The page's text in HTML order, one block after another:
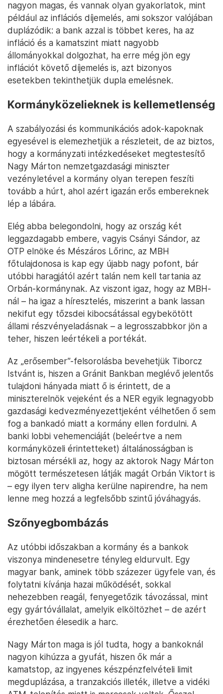
A tőkearányos mutatók már valóban a bankok
nyereségét jelzik, ott a bankok oldaláról az szokott
lenni az érv, hogy ez nem a lakosságtól beszedett
pénz miatt van így. Amikor a magyar kamatszint
érdemben magasabb, mint más uniós országokban
(ahogyan most is), akkor a bankok egyszerűen
többet keresnek akár a jegybanknál parkoltatott
pénzeikkel is, amit ők a lakosságtól közel ingyen
kapnak, hiszen az összesítve hatalmas folyószámla-
egyenlegekre alig fizetnek kamatot.
Ugyanakkor a magyar bankok nyeresége tényleg
nagyon magas, és vannak olyan gyakorlatok, mint
például az inflációs díjemelés, ami sokszor valójában
duplázódik: a bank azzal is többet keres, ha az
infláció és a kamatszint miatt nagyobb
állományokkal dolgozhat, ha erre még jön egy
inflációt követő díjemelés is, azt bizonyos
esetekben tekinthetjük dupla emelésnek.
Kormányközelieknek is kellemetlenség
A szabályozási és kommunikációs adok-kapoknak
egyesével is elemezhetjük a részleteit, de az biztos,
hogy a kormányzati intézkedéseket megtestesítő
Nagy Márton nemzetgazdasági miniszter
vezényletével a kormány olyan terepen feszíti
tovább a húrt, ahol azért igazán erős embereknek
lép a lábára.
Elég abba belegondolni, hogy az ország két
leggazdagabb embere, vagyis Csányi Sándor, az
OTP elnöke és Mészáros Lőrinc, az MBH
főtulajdonosa is kap egy újabb nagy pofont, bár
utóbbi haragjától azért talán nem kell tartania az
Orbán-kormánynak. Az viszont igaz, hogy az MBH-
nál – ha igaz a híresztelés, miszerint a bank lassan
nekifut egy tőzsdei kibocsátással egybekötött
állami részvényeladásnak – a legrosszabbkor jön a
teher, hiszen leértékeli a portékát.
Az „erősember”-felsorolásba bevehetjük Tiborcz
Istvánt is, hiszen a Gránit Bankban meglévő jelentős
tulajdoni hányada miatt ő is érintett, de a
miniszterelnök vejeként és a NER egyik legnagyobb
gazdasági kedvezményezettjeként vélhetően ő sem
fog a bankadó miatt a kormány ellen fordulni. A
banki lobbi vehemenciáját (beleértve a nem
kormányközeli érintetteket) általánosságban is
biztosan mérsékli az, hogy az aktorok Nagy Márton
– egy ilyen terv aligha kerülne napirendre, ha nem
lenne meg hozzá a legfelsőbb szintű jóváhagyás.
Szőnyegbombázás